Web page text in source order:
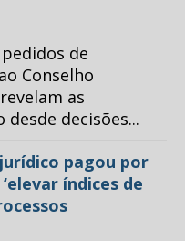
de
Conselho
as
decisões...
pagou por
índices de